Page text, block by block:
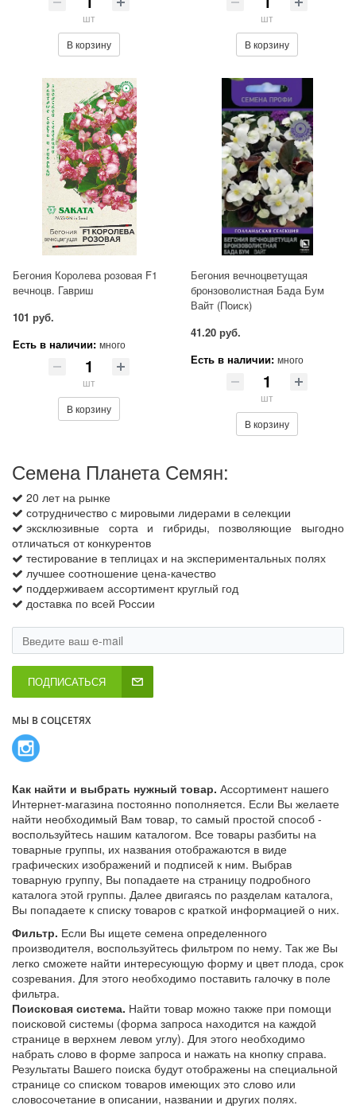
шт
В корзину
шт
В корзину
Бегония Королева розовая F1
вечноцв. Гавриш
101 руб.
Есть в наличии: много
шт
В корзину
Бегония вечноцветущая
бронзоволистная Бада Бум
Вайт (Поиск)
41.20 руб.
Есть в наличии: много
шт
В корзину
Семена Планета Семян:
20 лет на рынке
сотрудничество с мировыми лидерами в селекции
эксклюзивные сорта и гибриды, позволяющие выгодно
отличаться от конкурентов
тестирование в теплицах и на экспериментальных полях
лучшее соотношение цена-качество
поддерживаем ассортимент круглый год
доставка по всей России
ПОДПИСАТЬСЯ
МЫ В СОЦСЕТЯХ
Как найти и выбрать нужный товар. Ассортимент нашего
Интернет-магазина постоянно пополняется. Если Вы желаете
найти необходимый Вам товар, то самый простой способ -
воспользуйтесь нашим каталогом. Все товары разбиты на
товарные группы, их названия отображаются в виде
графических изображений и подписей к ним. Выбрав
товарную группу, Вы попадаете на страницу подробного
каталога этой группы. Далее двигаясь по разделам каталога,
Вы попадаете к списку товаров с краткой информацией о них.
Фильтр. Если Вы ищете семена определенного
производителя, воспользуйтесь фильтром по нему. Так же Вы
легко сможете найти интересующую форму и цвет плода, срок
созревания. Для этого необходимо поставить галочку в поле
фильтра.
Поисковая система. Найти товар можно также при помощи
поисковой системы (форма запроса находится на каждой
странице в верхнем левом углу). Для этого необходимо
набрать слово в форме запроса и нажать на кнопку справа.
Результаты Вашего поиска будут отображены на специальной
странице со списком товаров имеющих это слово или
словосочетание в описании, названии и других полях.